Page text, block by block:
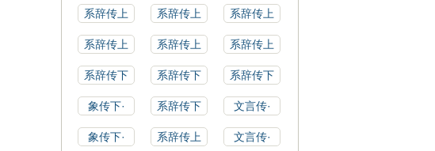
系辞传上 系辞传上 系辞传上
系辞传上 系辞传上 系辞传上
系辞传下 系辞传下 系辞传下
象传下· 系辞传下 文言传·
象传下· 系辞传上 文言传·